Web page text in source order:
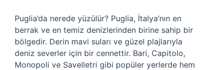
Puglia’da nerede yüzülür? Puglia, İtalya’nın en
berrak ve en temiz denizlerinden birine sahip bir
bölgedir. Derin mavi suları ve güzel plajlarıyla
deniz severler için bir cennettir. Bari, Capitolo,
Monopoli ve Savelletri gibi popüler yerlerde hem